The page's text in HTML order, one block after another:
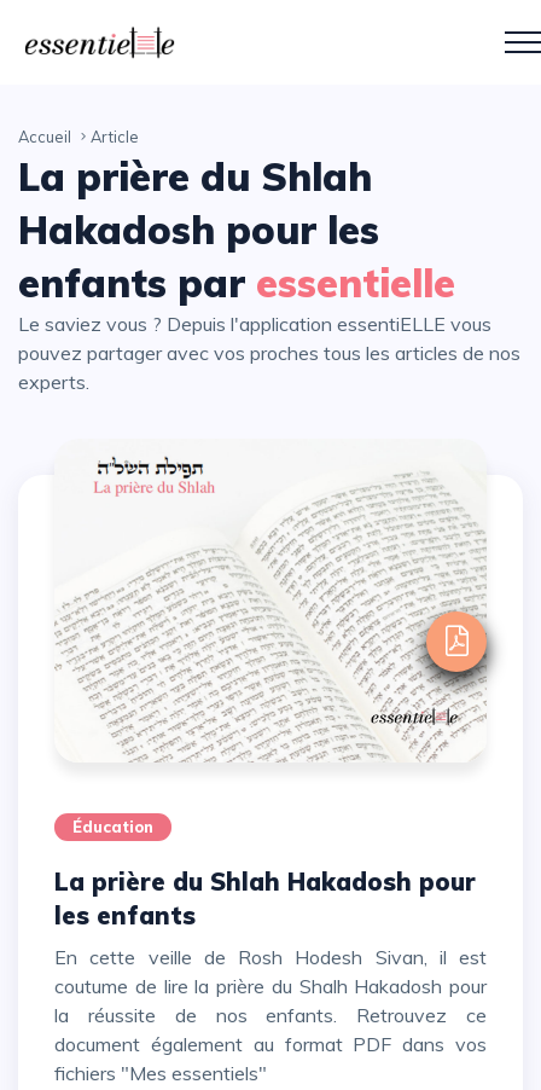
Accueil Article
La prière du Shlah
Hakadosh pour les
enfants par essentielle
Le saviez vous ? Depuis l'application essentiELLE vous
pouvez partager avec vos proches tous les articles de nos
experts.
Éducation
La prière du Shlah Hakadosh pour
les enfants
En cette veille de Rosh Hodesh Sivan, il est
coutume de lire la prière du Shalh Hakadosh pour
la réussite de nos enfants. Retrouvez ce
document également au format PDF dans vos
fichiers "Mes essentiels"